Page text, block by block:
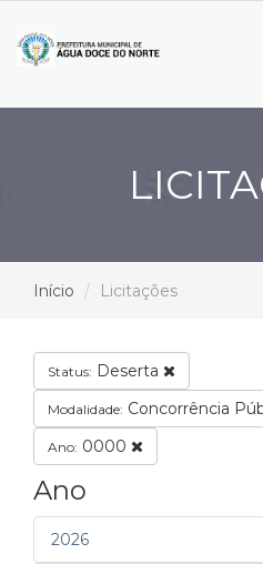
Início Licitações
Status: Deserta
Modalidade: Concorrência
Ano: 0000
Ano
2026